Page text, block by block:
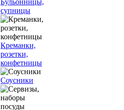
Бульонницы,
супницы
Креманки,
розетки,
конфетницы
Соусники